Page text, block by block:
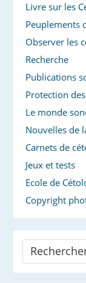
Livre sur les
Peuplements
Observer les
Recherche
Publications
Protection
Le monde
Nouvelles de
Carnets de
Jeux et tests
Ecole de
Copyright